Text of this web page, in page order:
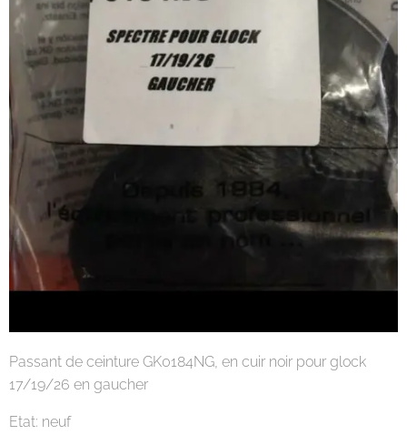
Passant de ceinture GK0184NG, en cuir noir pour glock
17/19/26 en gaucher
Etat: neuf